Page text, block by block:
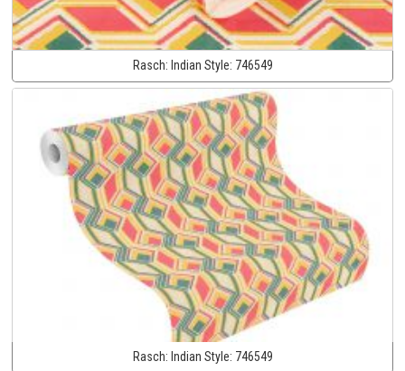
Rasch: Indian Style: 746549
Rasch: Indian Style: 746549